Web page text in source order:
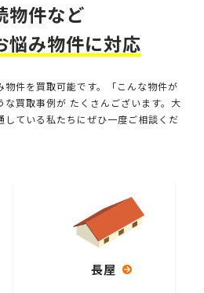
物件など
悩み物件に対応
物件を買取可能です。「こんな物件が
な買取事例が たくさんございます。大
している私たちにぜひ一度ご相談くだ
長屋